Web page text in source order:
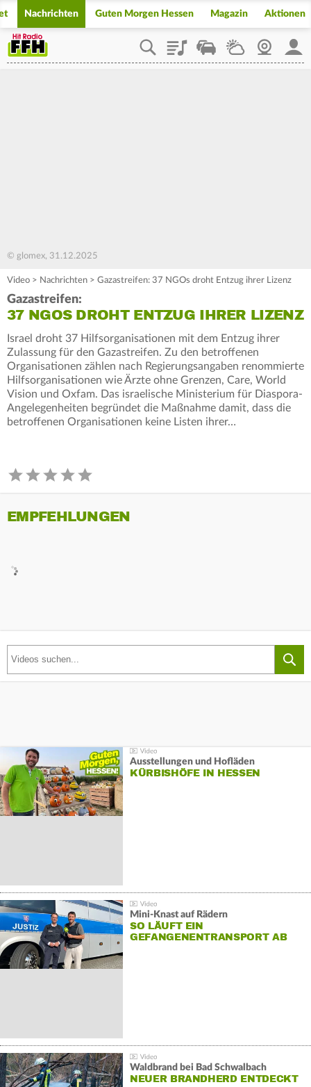
Nachrichten Guten Morgen Hessen Magazin Aktionen
PlaylistStaupilotWetterWebcam
© glomex, 31.12.2025
Video > Nachrichten > Gazastreifen: 37 NGOs droht Entzug ihrer Lizenz
Gazastreifen:
37 NGOS DROHT ENTZUG IHRER LIZENZ
Israel droht 37 Hilfsorganisationen mit dem Entzug ihrer
Zulassung für den Gazastreifen. Zu den betroffenen
Organisationen zählen nach Regierungsangaben renommierte
Hilfsorganisationen wie Ärzte ohne Grenzen, Care, World
Vision und Oxfam. Das israelische Ministerium für Diaspora-
Angelegenheiten begründet die Maßnahme damit, dass die
betroffenen Organisationen keine Listen ihrer…
EMPFEHLUNGEN
Ausstellungen und Hofläden
KÜRBISHÖFE IN HESSEN
Mini-Knast auf Rädern
SO LÄUFT EIN
GEFANGENENTRANSPORT AB
Waldbrand bei Bad Schwalbach
NEUER BRANDHERD ENTDECKT